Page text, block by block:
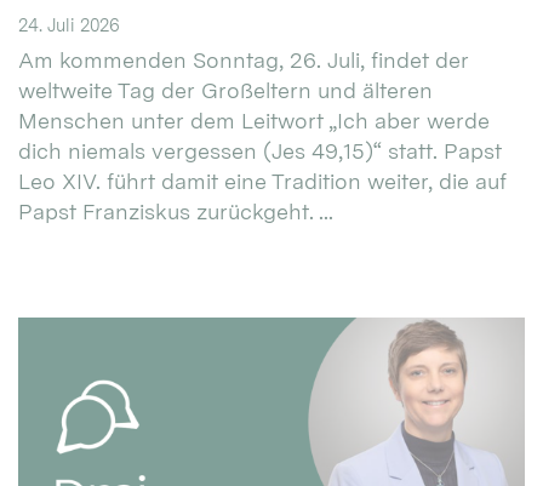
24. Juli 2026
Am kommenden Sonntag, 26. Juli, findet der
weltweite Tag der Großeltern und älteren
Menschen unter dem Leitwort „Ich aber werde
dich niemals vergessen (Jes 49,15)“ statt. Papst
Leo XIV. führt damit eine Tradition weiter, die auf
Papst Franziskus zurückgeht. ...